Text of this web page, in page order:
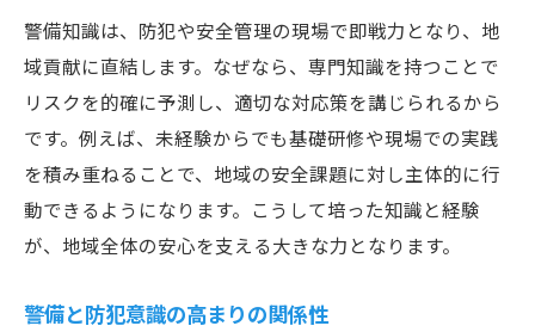
警備知識は、防犯や安全管理の現場で即戦力となり、地
域貢献に直結します。なぜなら、専門知識を持つことで
リスクを的確に予測し、適切な対応策を講じられるから
です。例えば、未経験からでも基礎研修や現場での実践
を積み重ねることで、地域の安全課題に対し主体的に行
動できるようになります。こうして培った知識と経験
が、地域全体の安心を支える大きな力となります。
警備と防犯意識の高まりの関係性